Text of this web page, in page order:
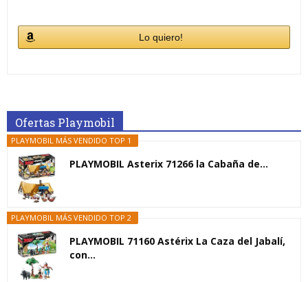
Lo quiero!
Ofertas Playmobil
PLAYMOBIL MÁS VENDIDO TOP 1
PLAYMOBIL Asterix 71266 la Cabaña de...
PLAYMOBIL MÁS VENDIDO TOP 2
PLAYMOBIL 71160 Astérix La Caza del Jabalí,
con...